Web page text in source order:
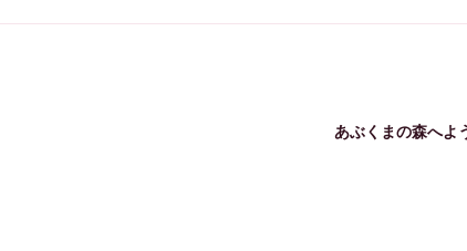
あぶくまの森へよ